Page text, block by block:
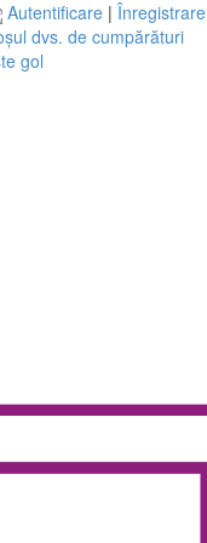
Autentificare | Înregistrare
dvs. de cumpărături
gol